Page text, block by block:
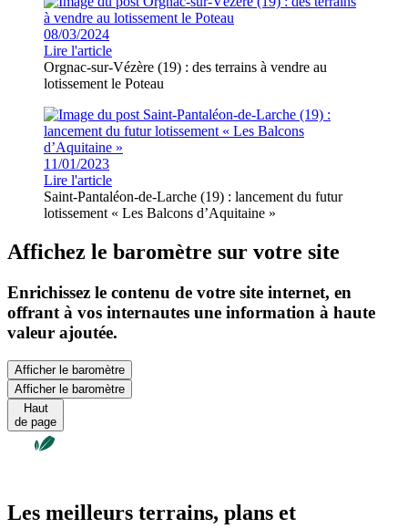
08/03/2024
Lire l'article
Orgnac-sur-Vézère (19) : des terrains à vendre au
lotissement le Poteau
11/01/2023
Lire l'article
Saint-Pantaléon-de-Larche (19) : lancement du futur
lotissement « Les Balcons d’Aquitaine »
Affichez le baromètre sur votre site
Enrichissez le contenu de votre site internet, en
offrant à vos internautes une information à haute
valeur ajoutée.
Afficher le baromètre
Afficher le baromètre
Haut
de page
Les meilleurs terrains, plans et